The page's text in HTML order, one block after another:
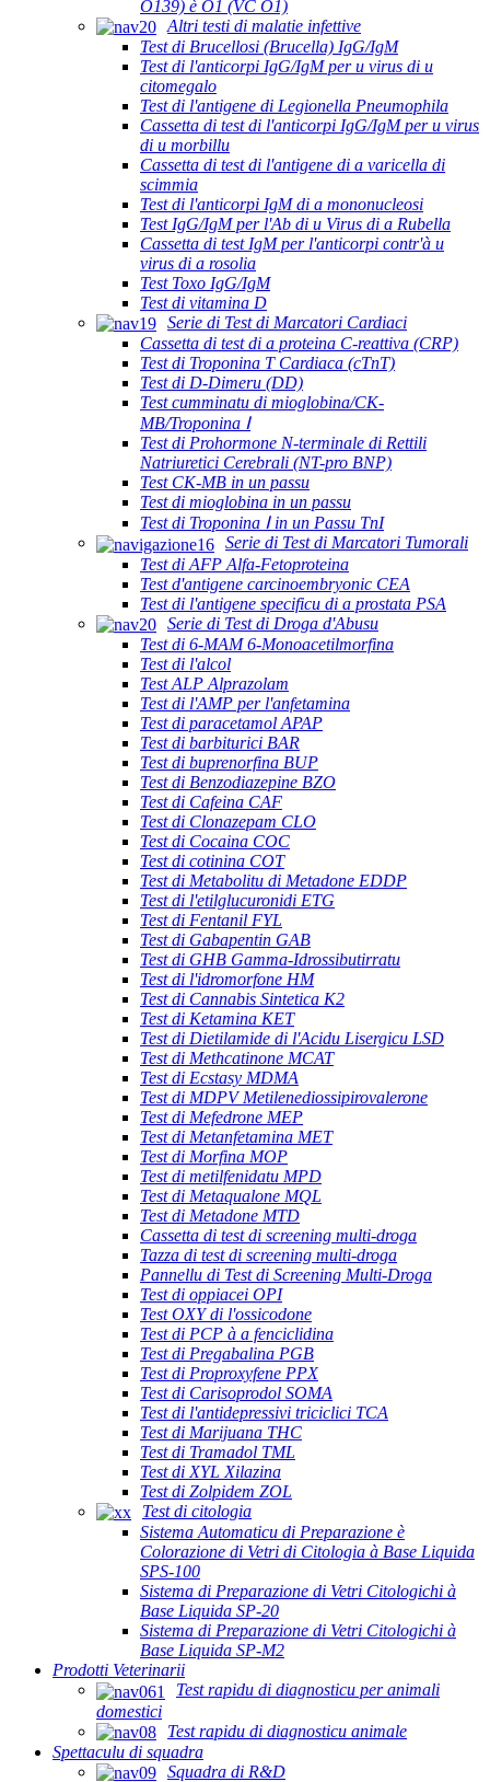
O139) è O1 (VC O1)
Altri testi di malatie infettive
Test di Brucellosi (Brucella) IgG/IgM
Test di l'anticorpi IgG/IgM per u virus di u
citomegalo
Test di l'antigene di Legionella Pneumophila
Cassetta di test di l'anticorpi IgG/IgM per u virus
di u morbillu
Cassetta di test di l'antigene di a varicella di
scimmia
Test di l'anticorpi IgM di a mononucleosi
Test IgG/IgM per l'Ab di u Virus di a Rubella
Cassetta di test IgM per l'anticorpi contr'à u
virus di a rosolia
Test Toxo IgG/IgM
Test di vitamina D
Serie di Test di Marcatori Cardiaci
Cassetta di test di a proteina C-reattiva (CRP)
Test di Troponina T Cardiaca (cTnT)
Test di D-Dimeru (DD)
Test cumminatu di mioglobina/CK-
MB/Troponina Ⅰ
Test di Prohormone N-terminale di Rettili
Natriuretici Cerebrali (NT-pro BNP)
Test CK-MB in un passu
Test di mioglobina in un passu
Test di Troponina Ⅰ in un Passu TnI
Serie di Test di Marcatori Tumorali
Test di AFP Alfa-Fetoproteina
Test d'antigene carcinoembryonic CEA
Test di l'antigene specificu di a prostata PSA
Serie di Test di Droga d'Abusu
Test di 6-MAM 6-Monoacetilmorfina
Test di l'alcol
Test ALP Alprazolam
Test di l'AMP per l'anfetamina
Test di paracetamol APAP
Test di barbiturici BAR
Test di buprenorfina BUP
Test di Benzodiazepine BZO
Test di Cafeina CAF
Test di Clonazepam CLO
Test di Cocaina COC
Test di cotinina COT
Test di Metabolitu di Metadone EDDP
Test di l'etilglucuronidi ETG
Test di Fentanil FYL
Test di Gabapentin GAB
Test di GHB Gamma-Idrossibutirratu
Test di l'idromorfone HM
Test di Cannabis Sintetica K2
Test di Ketamina KET
Test di Dietilamide di l'Acidu Lisergicu LSD
Test di Methcatinone MCAT
Test di Ecstasy MDMA
Test di MDPV Metilenediossipirovalerone
Test di Mefedrone MEP
Test di Metanfetamina MET
Test di Morfina MOP
Test di metilfenidatu MPD
Test di Metaqualone MQL
Test di Metadone MTD
Cassetta di test di screening multi-droga
Tazza di test di screening multi-droga
Pannellu di Test di Screening Multi-Droga
Test di oppiacei OPI
Test OXY di l'ossicodone
Test di PCP à a fenciclidina
Test di Pregabalina PGB
Test di Proproxyfene PPX
Test di Carisoprodol SOMA
Test di l'antidepressivi triciclici TCA
Test di Marijuana THC
Test di Tramadol TML
Test di XYL Xilazina
Test di Zolpidem ZOL
Test di citologia
Sistema Automaticu di Preparazione è
Colorazione di Vetri di Citologia à Base Liquida
SPS-100
Sistema di Preparazione di Vetri Citologichi à
Base Liquida SP-20
Sistema di Preparazione di Vetri Citologichi à
Base Liquida SP-M2
Prodotti Veterinarii
Test rapidu di diagnosticu per animali
domestici
Test rapidu di diagnosticu animale
Spettaculu di squadra
Squadra di R&D